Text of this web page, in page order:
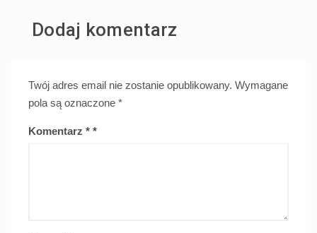
Dodaj komentarz
Twój adres email nie zostanie opublikowany. Wymagane
pola są oznaczone *
Komentarz *